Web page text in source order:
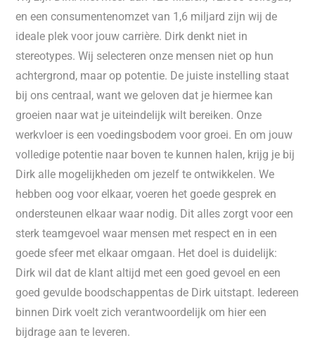
en een consumentenomzet van 1,6 miljard zijn wij de
ideale plek voor jouw carrière. Dirk denkt niet in
stereotypes. Wij selecteren onze mensen niet op hun
achtergrond, maar op potentie. De juiste instelling staat
bij ons centraal, want we geloven dat je hiermee kan
groeien naar wat je uiteindelijk wilt bereiken. Onze
werkvloer is een voedingsbodem voor groei. En om jouw
volledige potentie naar boven te kunnen halen, krijg je bij
Dirk alle mogelijkheden om jezelf te ontwikkelen. We
hebben oog voor elkaar, voeren het goede gesprek en
ondersteunen elkaar waar nodig. Dit alles zorgt voor een
sterk teamgevoel waar mensen met respect en in een
goede sfeer met elkaar omgaan. Het doel is duidelijk:
Dirk wil dat de klant altijd met een goed gevoel en een
goed gevulde boodschappentas de Dirk uitstapt. Iedereen
binnen Dirk voelt zich verantwoordelijk om hier een
bijdrage aan te leveren.